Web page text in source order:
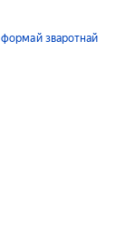
формай зваротнай